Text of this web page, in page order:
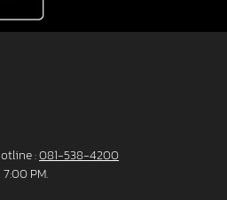
:081-538-4200
PM.